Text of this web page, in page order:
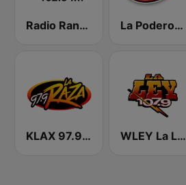
Radio Ranchito La Poderosa Aguascalientes
KLAX 97.9 La Raza FM WLEY La LEY 107.9